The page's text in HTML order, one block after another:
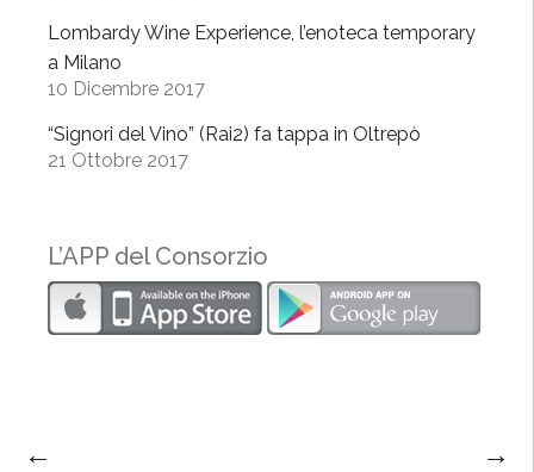
Lombardy Wine Experience, l’enoteca temporary
a Milano
10 Dicembre 2017
“Signori del Vino” (Rai2) fa tappa in Oltrepò
21 Ottobre 2017
L’APP del Consorzio
← →